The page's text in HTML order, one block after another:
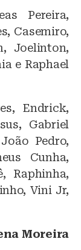
Pereira,
Casemiro,
Joelinton,
e Raphael
Endrick,
Gabriel
Pedro,
Cunha,
Raphinha,
Vini Jr,
Moreira